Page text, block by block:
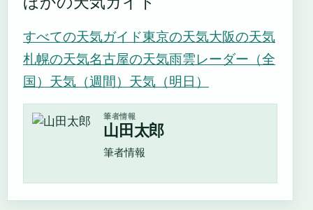
すべての天気ガイド東京の天気大阪の天気
札幌の天気名古屋の天気雨雲レーダー（全
国） 天気（週間） 天気（明日）
筆者情報
山田太郎
筆者情報